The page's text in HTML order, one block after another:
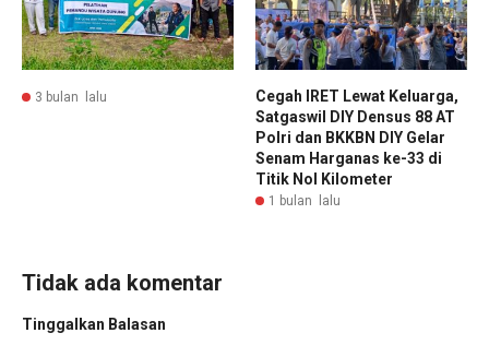
3 bulan lalu
Cegah IRET Lewat Keluarga,
Satgaswil DIY Densus 88 AT
Polri dan BKKBN DIY Gelar
Senam Harganas ke-33 di
Titik Nol Kilometer
1 bulan lalu
Tidak ada komentar
Tinggalkan Balasan